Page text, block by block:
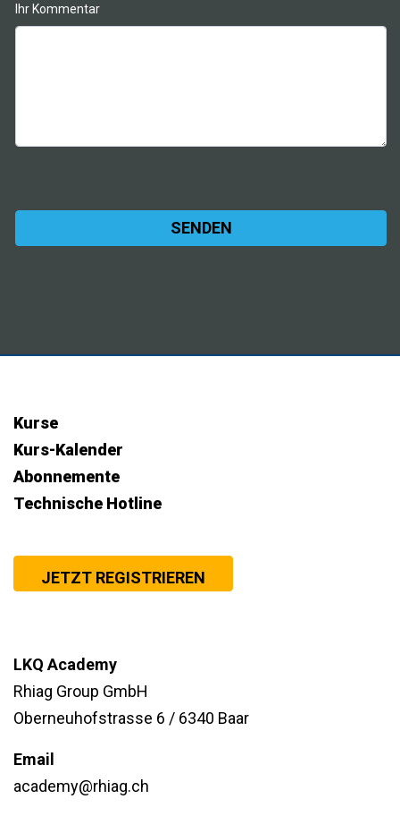
Ihr Kommentar
Kurse
Kurs-Kalender
Abonnemente
Technische Hotline
JETZT REGISTRIEREN
LKQ Academy
Rhiag Group GmbH
Oberneuhofstrasse 6 / 6340 Baar
Email
academy@rhiag.ch